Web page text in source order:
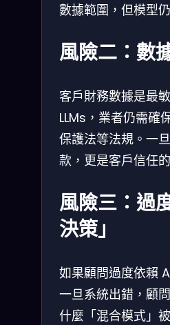
數據範圍，但模型
風險二：數
客戶財務數據是最
LLMs，業者仍需確
保護法等法規。一
款，更是客戶信任
風險三：過
決策」
如果顧問過度依賴
一旦系統出錯，顧
什麼「混合模式」